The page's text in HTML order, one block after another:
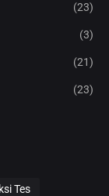
(23)
(3)
(21)
(23)
Tes